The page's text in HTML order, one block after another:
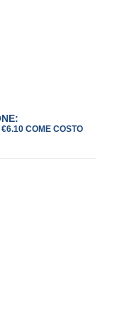
COME COSTO